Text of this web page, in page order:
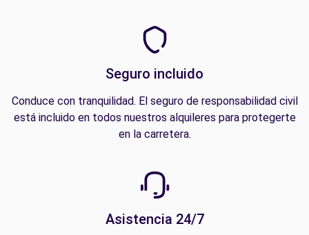
Seguro incluido
Conduce con tranquilidad. El seguro de responsabilidad civil
está incluido en todos nuestros alquileres para protegerte
en la carretera.
Asistencia 24/7